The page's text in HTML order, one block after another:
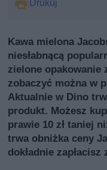
Drukuj
Kawa mielona
niesłabnącą
zielone opakowanie
zobaczyć można w
Aktualnie w Dino
produkt. Możesz
prawie 10 zł taniej
trwa obniżka ceny
dokładnie